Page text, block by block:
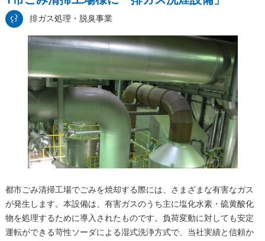
排ガス処理・脱臭事業
都市ごみ清掃工場でごみを焼却する際には、さまざまな有害なガス
が発生します。本設備は、有害ガスのうち主に塩化水素・硫黄酸化
物を処理するために導入されたものです。負荷変動に対しても安定
運転ができる苛性ソーダによる湿式洗浄方式で、当社実績と信頼か